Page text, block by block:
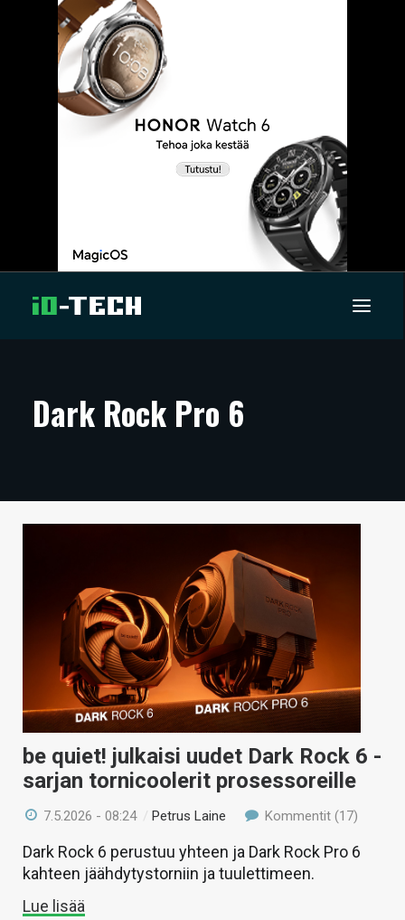
ARTIKKELIT
TECHBBS
VAIHDA TEEMA
HAKU
Dark Rock Pro 6
be quiet! julkaisi uudet Dark Rock 6 -
sarjan tornicoolerit prosessoreille
7.5.2026 - 08:24 / Petrus Laine Kommentit (17)
Dark Rock 6 perustuu yhteen ja Dark Rock Pro 6
kahteen jäähdytystorniin ja tuulettimeen.
Lue lisää